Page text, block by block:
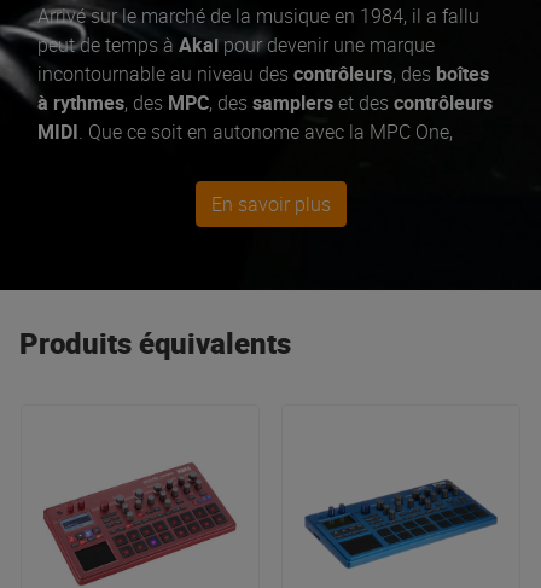
Arrivé sur le marché de la musique en 1984, il a fallu
peut de temps à Akai pour devenir une marque
incontournable au niveau des contrôleurs, des boîtes
à rythmes, des MPC, des samplerset des contrôleurs
MIDI. Que ce soit en autonome avec la MPC One,
ordinateur pour prendre le contrôle de vos
instruments virtuels avec les MPK Mini,
de padorientéstudio, Akai Professional a de quoi
satisfaire tous les besoins en matière de
En savoir plus
Produits équivalents